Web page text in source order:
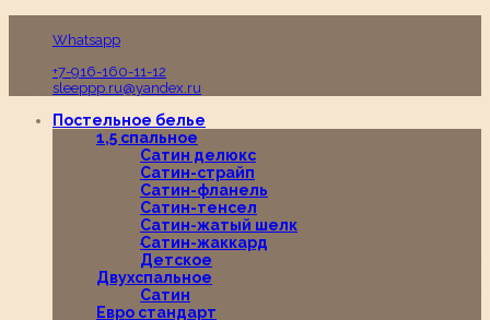
Whatsapp
+7-916-160-11-12
sleeppp.ru@yandex.ru
Постельное белье
1,5 спальное
Сатин делюкс
Сатин-страйп
Сатин-фланель
Сатин-тенсел
Сатин-жатый шелк
Сатин-жаккард
Детское
Двухспальное
Сатин
Евро стандарт